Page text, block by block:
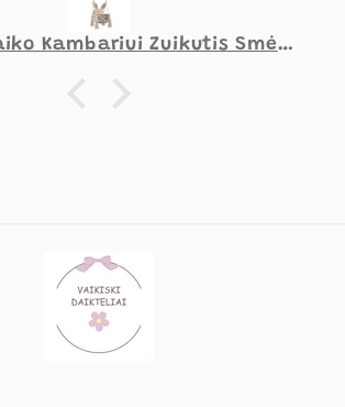
didesniam viskas
gerai.
Supynė Vaiko Kambariui Zuikutis Smėlio Spalvos